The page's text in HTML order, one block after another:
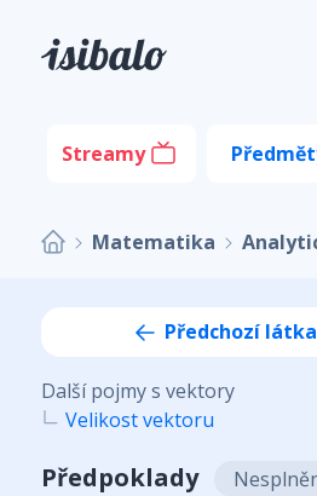
Streamy
Matematika
Předchozí látka
Další pojmy s vektory
Velikost vektoru
Předpoklady